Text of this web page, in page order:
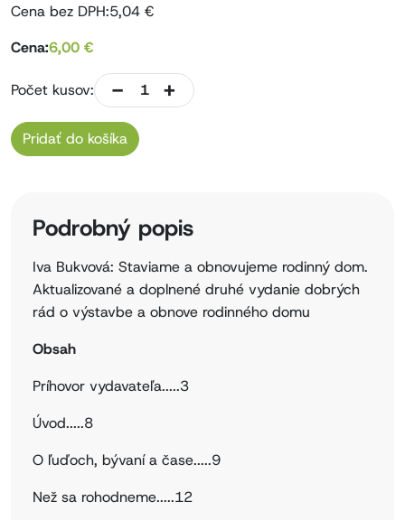
Cena bez DPH:5,04 €
Cena:6,00 €
Počet kusov: - +
Pridať do košíka
Podrobný popis
Iva Bukvová: Staviame a obnovujeme rodinný dom.
Aktualizované a doplnené druhé vydanie dobrých
rád o výstavbe a obnove rodinného domu
Obsah
Príhovor vydavateľa.....3
Úvod.....8
O ľuďoch, bývaní a čase.....9
Než sa rohodneme.....12